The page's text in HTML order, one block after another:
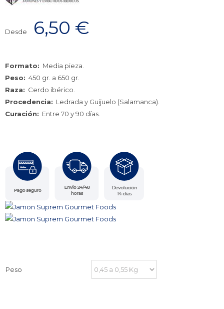
Desde 6,50 €
Formato: Media pieza.
Peso: 450 gr. a 650 gr.
Raza: Cerdo ibérico.
Procedencia: Ledrada y Guijuelo (Salamanca).
Curación: Entre 70 y 90 días.
Peso